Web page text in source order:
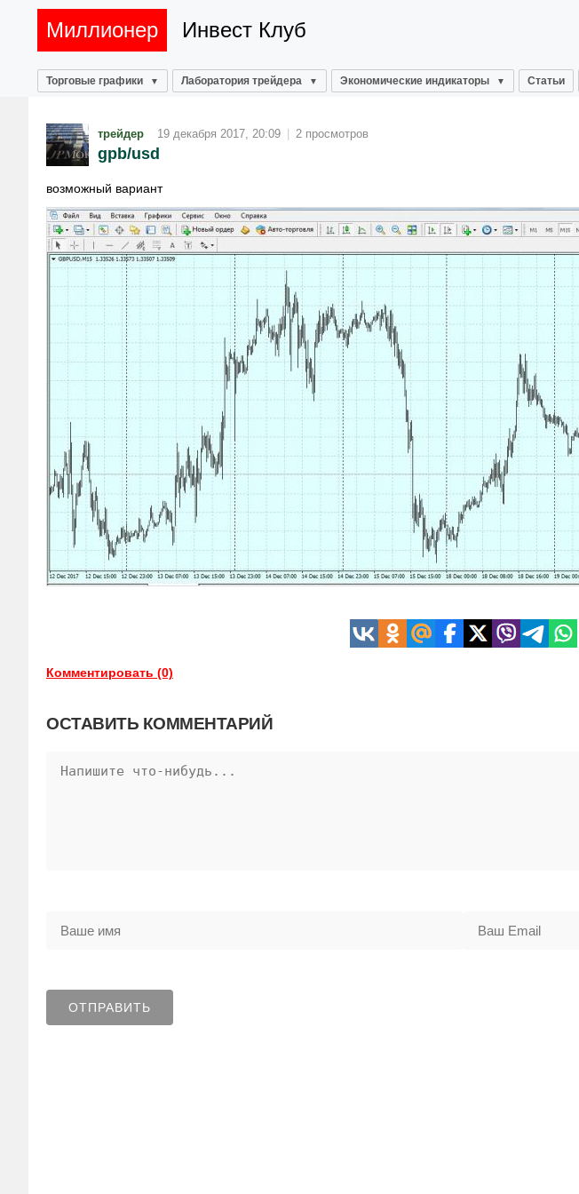
Миллионер Инвест Клуб
Торговые графики Лаборатория трейдера Экономические индикаторы Статьи
трейдер 19 декабря 2017, 20:09 | 2 просмотров
gpb/usd
возможный вариант
Комментировать (0)
ОСТАВИТЬ КОММЕНТАРИЙ